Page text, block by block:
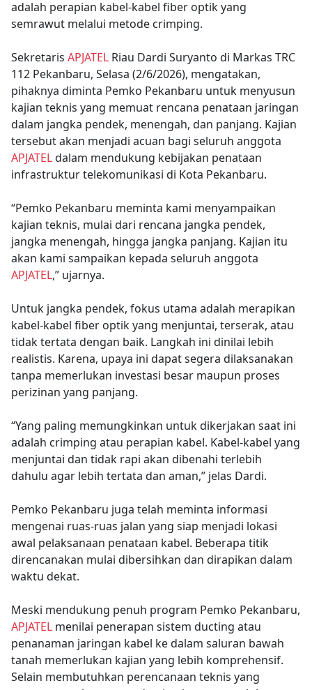
adalah perapian kabel-kabel fiber optik yang
semrawut melalui metode crimping.
Sekretaris APJATEL Riau Dardi Suryanto di Markas TRC
112 Pekanbaru, Selasa (2/6/2026), mengatakan,
pihaknya diminta Pemko Pekanbaru untuk menyusun
kajian teknis yang memuat rencana penataan jaringan
dalam jangka pendek, menengah, dan panjang. Kajian
tersebut akan menjadi acuan bagi seluruh anggota
APJATELdalam mendukung kebijakan penataan
infrastruktur telekomunikasi di Kota Pekanbaru.
“Pemko Pekanbaru meminta kami menyampaikan
kajian teknis, mulai dari rencana jangka pendek,
jangka menengah, hingga jangka panjang. Kajian itu
akan kami sampaikan kepada seluruh anggota
APJATEL,” ujarnya.
Untuk jangka pendek, fokus utama adalah merapikan
kabel-kabel fiber optik yang menjuntai, terserak, atau
tidak tertata dengan baik. Langkah ini dinilai lebih
realistis. Karena, upaya ini dapat segera dilaksanakan
tanpa memerlukan investasi besar maupun proses
perizinan yang panjang.
“Yang paling memungkinkan untuk dikerjakan saat ini
adalah crimping atau perapian kabel. Kabel-kabel yang
menjuntai dan tidak rapi akan dibenahi terlebih
dahulu agar lebih tertata dan aman,” jelas Dardi.
Pemko Pekanbaru juga telah meminta informasi
mengenai ruas-ruas jalan yang siap menjadi lokasi
awal pelaksanaan penataan kabel. Beberapa titik
direncanakan mulai dibersihkan dan dirapikan dalam
waktu dekat.
Meski mendukung penuh program Pemko Pekanbaru,
APJATEL menilai penerapan sistem ducting atau
penanaman jaringan kabel ke dalam saluran bawah
tanah memerlukan kajian yang lebih komprehensif.
Selain membutuhkan perencanaan teknis yang